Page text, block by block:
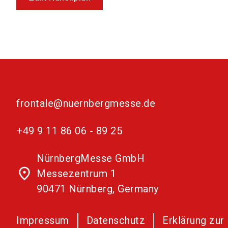
frontale@nuernbergmesse.de
+49 9 11 86 06 - 89 25
place
NürnbergMesse GmbH
Messezentrum 1
90471 Nürnberg, Germany
Impressum Datenschutz Erklärung